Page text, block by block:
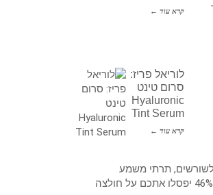
קרא עוד ←
לוריאל פריז:
סרום טינט
Hyaluronic
Tint Serum
קרא עוד ←
לשורשים, תרתי משמע
מריחים את הסוף: 46% יפסלו אתכם על חולצה